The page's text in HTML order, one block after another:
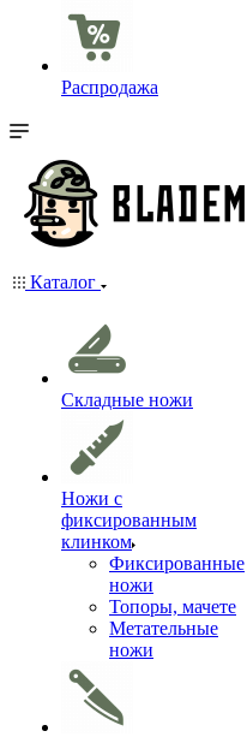
Распродажа
Каталог
Складные ножи
Ножи с
фиксированным
клинком
Фиксированные
ножи
Топоры, мачете
Метательные
ножи